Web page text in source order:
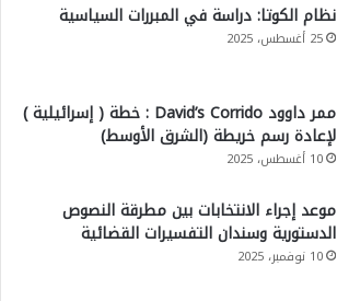
نظام الكوتا: دراسة في المبررات السياسية
25 أغسطس، 2025
ممر داوود David’s Corrido : خطة ( إسرائيلية )
لإعادة رسم خريطة (الشرق الأوسط)
10 أغسطس، 2025
موعد إجراء الانتخابات بين مطرقة النصوص
الدستورية وسندان التفسيرات القضائية
10 نوفمبر، 2025